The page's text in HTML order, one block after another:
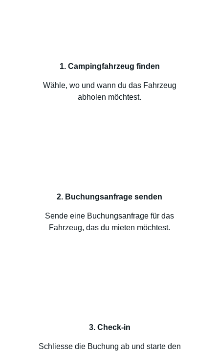
1. Campingfahrzeug finden
Wähle, wo und wann du das Fahrzeug
abholen möchtest.
2. Buchungsanfrage senden
Sende eine Buchungsanfrage für das
Fahrzeug, das du mieten möchtest.
3. Check-in
Schliesse die Buchung ab und starte den